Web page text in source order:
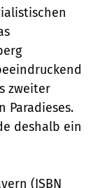
zweiter
Paradieses.
deshalb ein
(ISBN